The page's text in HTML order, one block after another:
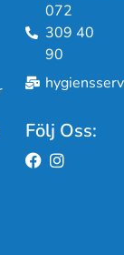
072
309 40
90
Följ Oss: